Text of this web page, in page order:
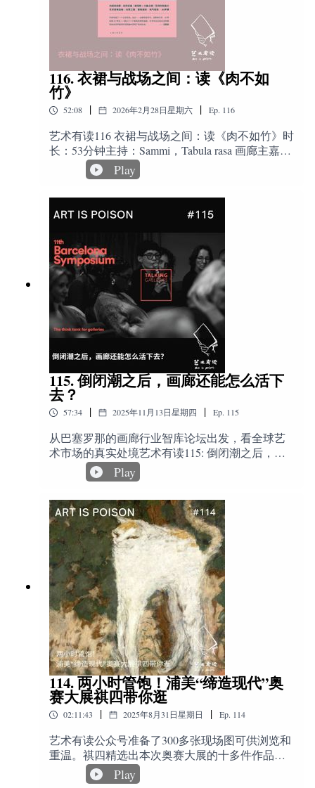
2.伊萨·桑布（Issa Samb）在绿城花园 (Giardini)的中央馆
(Central Pavilion)展示作品《神龛》(Shrine)，以“达喀尔庭
院工作室”的精神为内核，布置了一个充满衣物、面具、
玩偶等物的空间，象征思想交锋与实验的活跃场域。
在军械库展示作品《无题》(Untitled)，描绘可能象征“阈
限”的门槛形象，反映桑布对存在状态的哲学思考。
3 策展人以“学校”为单元邀请6个来自全球各地的艺术家
1. RAW Material Company(塞内加尔)
2. Guest Artists Space (G.A.S.) Foundation(尼日利亚)
3. Nairobi Contemporary Art Institute (NCAI)(肯尼亚)
4. blaxTARLINES KUMASI (加纳)
5. lugar a dudas (哥伦比亚)
6. Denniston Hill(美国)
4.其中NCAI学校由肯尼亚艺术家Michael Armitage成立于
述塑造该地区当代艺术场景的艺术家和项目的故事。通
过参加展览、东非艺术档案馆的开发、公开的演讲计划
和多学科教育计划，为观众提供鼓舞人心的文化空间。
5.Michael Armitage艺术家在威尼斯格拉西宫举办的大型个
展《变革的承诺》。
6.在第61届威尼斯双年展上，位于主展区军械库
(Arsenale) 的炮兵大厅(Artiglierie)，由摩洛哥艺术家阿米
娜·阿盖兹纳伊（Amina Agueznay）创作的《Asǝṭṭa》——
一场祭祀的编织。
7.本届威尼斯双年展共有99个国家参与，其中，七个国家
首次参展，包括几内亚、赤道几内亚、瑙鲁、卡塔尔、
塞拉利昂、索马里和越南。此外，俄罗斯在缺席多年后
也重返展场，呈现出多元化与国际协作的特点。
季》，2010年大卫·霍克尼的作品，作为一位画
家，却拍了多个视角去拍固定的风景，也就是春
夏秋冬四季英国的家乡，和他提倡的艺术概念一
样，希望透过他的作品去打破单点透视的传统西
方绘画的习惯，因为他认为单点视角有点无聊，
不能提供足够的信息和视觉感受给观者。
https://v.qq.com/x/page/m01524gultr.html霍克尼2009
年用iPhone 用大拇指绘画，而2010 年用ipad 绘
画。因为1991 年Adobe 软体发布会给霍克尼一个
很大的震撼，人们可以开始在照片上绘画，创作
主决权又从摄像头回到人类的手，打破照片的单
一视角概念，在画面上可以结合众多不同视角，
倡的立体主义有着相似之处。BBC 纪录片《霍克
尼隐秘的知识》，大卫·霍克尼说，西方古代绘画
大师之所以画得那么逼真，是因为他们用了一个
失传的秘密方法，也就是光学仪器。但是那种逼
真在大卫·霍克尼看来，是虚假的，只不过是一种
真实的幻象，而不是我们眼睛真实感受到的有生
命的东西。与西方古代绘画不同，当代西方和古
代东方，包括中国，一直都是画家以自己的肉眼
观看和描绘世界，用心灵体味世界。
https://blog.csdn.net/qq_36982160/article/details/80651
031上集：https://www.bilibili.com/video/av8755453/
下集：https://www.bilibili.com/video/av8856700/
《中国日记》描述的是1981年，44岁的英国艺术
家大卫·霍克尼 (DavidHockney) 与72岁的英国诗人
斯蒂芬·斯彭德 (StephenSpender) 从美国出发来到
中国，在三个星期的时间里，一行人先后游历了
香港、北京、西安、南京、杭州、无锡、上海、
桂林、广州等地。著名诗人、评论家斯彭德用文
字写下当时的所见所闻和所感，既是画家又是摄
影师的霍克尼，用画笔和相机记录下20世纪80年
代初的中国面貌。对于他们来说，《中国日记》
的内容“就像三个小学生第一次出远门一样新
鲜”。https://book.douban.com/subject/26859829/11.
《忠于生活》，由大卫·霍克尼亲自推荐：“劳伦斯
是我的老朋友，他的这本书完整地记录了我在艺
术上的探索，值得一
读。”https://book.douban.com/subject/26362927/延伸
阅读相关书籍图画史: 从洞穴石壁到电脑屏幕
https://book.douban.com/subject/26926880/我的观看
之道https://book.douban.com/subject/26963037/热爱
生活——大卫·霍克尼作品集
https://book.douban.com/subject/30245144/霍克尼论
摄影: 和保罗.乔伊斯的谈话录
https://book.douban.com/subject/1891054/相关电影和
纪录片伟大艺术.S02E01.大卫·霍克尼
https://www.bilibili.com/video/av24628895/与中国皇
帝的大运河一日游https://www.youtube.com/watch?
v=FvZmKMEdetY收听渠道我们的网站主页是
http://artispoison.com/，你可以在网站上直接在线收
听，并找到所有过往的节目。苹果手机自带的播
为艺术有读节目设计绘制的节目LOGO
子，几乎是没有声音的。于是他开始去想：如果
从孩子的角度去理解“抗议”，会是什么样？这个
问题，后来被带进了一间小学教室。他和一群8到
9岁的孩子，一起工作了四个月，从最简单的问题
开始：什么是规则，如果你不喜欢规则，你可以
怎么办。他和孩子们一起讨论什么是公平发生不
公的时候，如何发声？ 在今天的语境下，我会觉
得看起来最基本的公民教育，是非常缺失的。 同
时这个过程，是通过音乐、通过集体创作完成
的。他们一起写歌。有一首歌里，有一句话从“I
want to change my confidence”，变成“we want to
change”。从“我”，变成“我们”。群体的归属感变
一个课堂变成了一个合作过程。很多内容都来自
这些孩子，而不是被提前设定好的。这本书的作
者，是英国艺术家彼得·利弗西奇（Peter
Liversidge）。如果要理解他的创作，“提
案”（proposal）是一个很核心的关键词。他长期
通过写“提案”的方式工作——把一个可能发生的
行动、一个想法，写下来。他在泰特现代美术馆
做过一个很重要的项目，叫 “The Bridge”。它是他
为泰特现代新馆开放而创作的一组声乐作品，由
24 个来自伦敦不同背景的合唱团、共 500 多位业
余歌者在 漩涡大厅演出。#艺术有读
#peterliversidge #notesonprotesting
116. 衣裙与战场之间：读《肉不如
竹》
52:08 | 2026年2月28日星期六 | Ep. 116
艺术有读116 衣裙与战场之间：读《肉不如竹》时
长：53分钟主持：Sammi，Tabula rasa 画廊主嘉
宾：张宇凌，作家，艺术史学家，著有《竹不如
肉： 西方古代艺术史上的权力和身体》今天这一
期，我们聊一下作家，艺术史学家张宇凌的新书
——《肉不如竹：洛可可，战争艺术家和历史疗
愈》。几年前，我们在节目里讨论过她的上一本
书《竹不如肉》。那本书以“身体与权力”为线
索，重新梳理西方艺术史中的观看与规训。这一
次，她没有把“身体与权力”写进副标题，却把问
题放进了两个看似毫不相干的历史场景——18世
纪的洛可可，启蒙运动，20世纪英国的战争艺术
家。在这两个尺度之间，她讨论趣味、身体，空
间、国家、技术，也讨论我们今天在AI时代所经
历的拉扯与焦虑。这本书的结构并不是线性的艺
术史，而是一种跨时空的并置。感性与理性、权
力与战争、技术与自我，在不同历史节点上同时
显现和呼应。 读完这本书，我慢慢意识到，张宇
凌真正关心的，并不是某一个时代的风格，也不
是某一场战争的视觉记录。她关心的是一种结
构。在18世纪，洛可可与启蒙并非对立，而是相
互吸引、彼此缠绕的力量， 感性与理性、私人空
间与公共讨论同时存在。在20世纪，战争艺术与
迷彩技术又展示了另一种视觉秩序：身体如何被
史观——历史不是线性进步，也不是简单轮回。
它更像多块板块同时运动，在不同的时间节点重
新组合。当她在终章谈到AI、虚拟世界与身体焦
虑时，她并不是在突然转向现实议题。她是在告
诉我们：这种拉扯，从来都存在。而她所说的“疗
愈”，不是消除撕裂，而是在撕裂中学会共处。
This episode discusses Rococo, Enlightenment, British
war artists, camouflage, and visual culture studies关键
词：洛可可｜启蒙运动｜战争艺术家｜视觉文化
｜张宇凌｜肉不如竹｜艺术史｜AI｜身体与权力
Play
115. 倒闭潮之后，画廊还能怎么活下
去？
57:34 | 2025年11月13日星期四 | Ep. 115
从巴塞罗那的画廊行业智库论坛出发，看全球艺
术市场的真实处境艺术有读115: 倒闭潮之后，画
廊还能怎么活下去？ 录这次播客缘起于sammi 专
程为Talking galleries 两天的行业论坛飞了一次巴塞
罗那。 当然去的更深层原因还是因为身处画廊行
业的极度焦虑。 不求获得任何解决方法，更多的
是想打开视野，听前人的经验分享。 最终收获也
变成了这期播客内容。 另外，2025年talking
galleries 论坛的全部视频均已放出，可以在他们的
官方网站上看到。另外，这期播客录制到最终发
出已经隔了一个月之久，这期间又有更多画廊关
门的新闻出现。时间导览：01:30 Talking
Galleries 论坛介绍：画廊业的智库03:50 会议现
场气氛：尖锐提问、同行之间的坦诚对话05:30
来自墨西哥的库洛蒙托（Kurimanzutto）画廊：从
无市场到国际化的故事08:40 顺滑到危险：当画
廊从实验性走向成熟后的困境12:40 现场的尖锐
提问：理想很美好，但钱从哪里来？15:40 时代
红利与可控成本：为什么他们能撑这么久17:20
奥地利 Krinzinger 画廊：50 年坚持与四地驻留项
目23:00 回到现实：艺术市场的直线上涨与直线
下跌24:00 豪瑟沃斯“利润暴跌”新闻的误读与行
业缩表26:00 全球画廊普遍疲惫：从“做喜欢的事
顺便赚钱”到“只为打平成本”28:00 成本结构变化
Play
114. 两小时管饱！浦美“缔造现代”奥
赛大展祺四带你逛
02:11:43 | 2025年8月31日星期日 | Ep. 114
艺术有读公众号准备了300多张现场图可供浏览和
重温。祺四精选出本次奥赛大展的十多件作品，
带大家重回当时的历史环境，去观看和理解这些
缔造现代的艺术瑰宝。第一百一十四期两小时管
Play